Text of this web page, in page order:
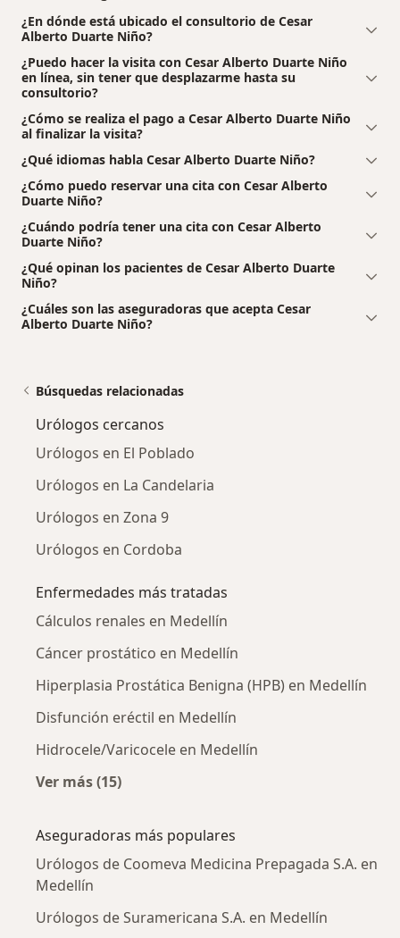
¿En dónde está ubicado el consultorio de Cesar
Alberto Duarte Niño?
¿Puedo hacer la visita con Cesar Alberto Duarte Niño
en línea, sin tener que desplazarme hasta su
consultorio?
¿Cómo se realiza el pago a Cesar Alberto Duarte Niño
al finalizar la visita?
¿Qué idiomas habla Cesar Alberto Duarte Niño?
¿Cómo puedo reservar una cita con Cesar Alberto
Duarte Niño?
¿Cuándo podría tener una cita con Cesar Alberto
Duarte Niño?
¿Qué opinan los pacientes de Cesar Alberto Duarte
Niño?
¿Cuáles son las aseguradoras que acepta Cesar
Alberto Duarte Niño?
Búsquedas relacionadas
Urólogos cercanos
Urólogos en El Poblado
Urólogos en La Candelaria
Urólogos en Zona 9
Urólogos en Cordoba
Enfermedades más tratadas
Cálculos renales en Medellín
Cáncer prostático en Medellín
Hiperplasia Prostática Benigna (HPB) en Medellín
Disfunción eréctil en Medellín
Hidrocele/Varicocele en Medellín
Ver más (15)
Aseguradoras más populares
Urólogos de Coomeva Medicina Prepagada S.A. en
Medellín
Urólogos de Suramericana S.A. en Medellín